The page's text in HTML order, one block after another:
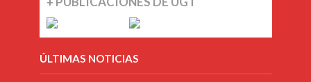
ÚLTIMAS NOTICIAS